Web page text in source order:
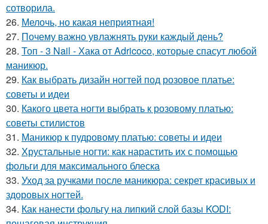
сотворила.
26. Мелочь, но какая неприятная!
27. Почему важно увлажнять руки каждый день?
28. Топ - 3 Nail - Хака от Adricoco, которые спасут любой
маникюр.
29. Как выбрать дизайн ногтей под розовое платье:
советы и идеи
30. Какого цвета ногти выбрать к розовому платью:
советы стилистов
31. Маникюр к пудровому платью: советы и идеи
32. Хрустальные ногти: как нарастить их с помощью
фольги для максимального блеска
33. Уход за ручками после маникюра: секрет красивых и
здоровых ногтей.
34. Как нанести фольгу на липкий слой базы KODI: